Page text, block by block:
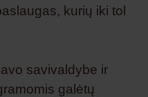
kurių iki tol
savivaldybe ir
galėtų